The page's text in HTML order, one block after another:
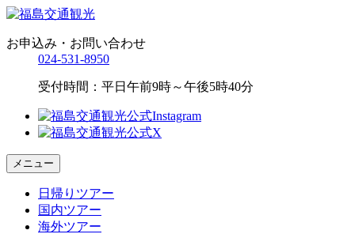
お申込み・お問い合わせ
024-531-8950
受付時間：平日午前9時～午後5時40分
メニュー
日帰りツアー
国内ツアー
海外ツアー